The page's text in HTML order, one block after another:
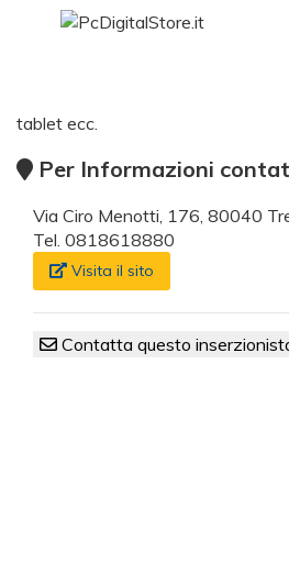
tablet ecc.
Per Informazioni
Via Ciro Menotti, 176, 80040
Tel. 0818618880
Visita il sito
Contatta questo